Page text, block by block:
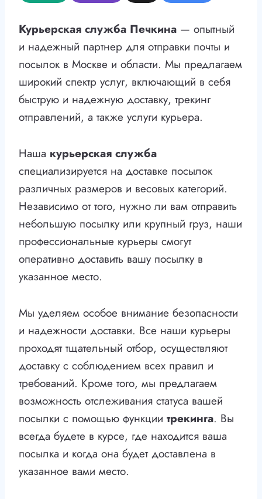
Курьерская служба Печкина — опытный
и надежный партнер для отправки почты и
посылок в Москве и области. Мы предлагаем
широкий спектр услуг, включающий в себя
быструю и надежную доставку, трекинг
отправлений, а также услуги курьера.
Наша курьерская служба
специализируется на доставке посылок
различных размеров и весовых категорий.
Независимо от того, нужно ли вам отправить
небольшую посылку или крупный груз, наши
профессиональные курьеры смогут
оперативно доставить вашу посылку в
указанное место.
Мы уделяем особое внимание безопасности
и надежности доставки. Все наши курьеры
проходят тщательный отбор, осуществляют
доставку с соблюдением всех правил и
требований. Кроме того, мы предлагаем
возможность отслеживания статуса вашей
посылки с помощью функции трекинга. Вы
всегда будете в курсе, где находится ваша
посылка и когда она будет доставлена в
указанное вами место.